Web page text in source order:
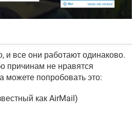
и все они работают одинаково.
причинам не нравятся
можете попробовать это:
как AirMail)